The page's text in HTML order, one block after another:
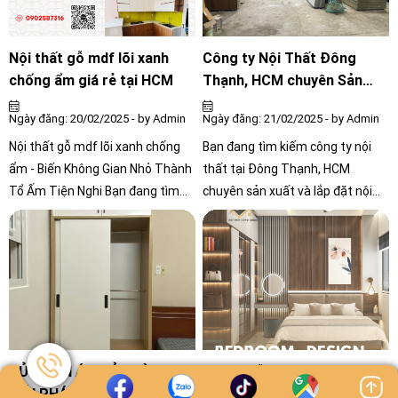
ẩm. Vậy hai loại này có gì khác
nhau? Hãy cùng tìm hiểu chi tiết.
Nội thất gỗ mdf lõi xanh
chống ẩm giá rẻ tại HCM
Ngày đăng: 20/02/2025 - by Admin
Nội thất gỗ mdf lõi xanh chống
ẩm - Biến Không Gian Nhỏ Thành
Tổ Ấm Tiện Nghi Bạn đang tìm
kiếm nội thất đẹp, bền, tối ưu
không gian cho phòng ngủ hay
phòng bếp?
Công ty Nội Thất Đông
Thạnh, HCM chuyên Sản
Xuất & Lắp Đặt Theo Yêu
Cầu
Ngày đăng: 21/02/2025 - by Admin
Bạn đang tìm kiếm công ty nội
thất tại Đông Thạnh, HCM
chuyên sản xuất và lắp đặt nội
thất theo yêu cầu? Nội Thất
Công Chính là công ty sản xuất
trực tiếp, cung cấp các sản phẩm
phòng khách, phòng ngủ, nhà
bếp với chất lượng cao, giá tận
xưởng.
TỦ QUẦN ÁO CỬA LÙA –
GIẢI PHÁP TỐI ƯU PHÒNG
Vì sao gỗ MDF lõi xanh
chống ẩm là lựa chọn lý